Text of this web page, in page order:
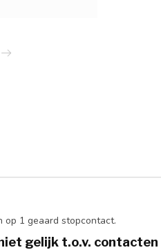
op 1 geaard stopcontact.
gelijk t.o.v. contacten